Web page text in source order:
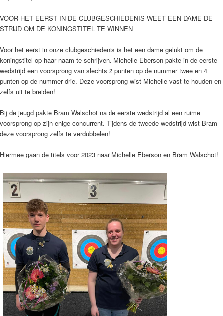
VOOR HET EERST IN DE CLUBGESCHIEDENIS WEET EEN DAME DE
STRIJD OM DE KONINGSTITEL TE WINNEN
Voor het eerst in onze clubgeschiedenis is het een dame gelukt om de
koningstitel op haar naam te schrijven. Michelle Eberson pakte in de eerste
wedstrijd een voorsprong van slechts 2 punten op de nummer twee en 4
punten op de nummer drie. Deze voorsprong wist Michelle vast te houden en
zelfs uit te breiden!
Bij de jeugd pakte Bram Walschot na de eerste wedstrijd al een ruime
voorsprong op zijn enige concurrent. Tijdens de tweede wedstrijd wist Bram
deze voorsprong zelfs te verdubbelen!
Hiermee gaan de titels voor 2023 naar Michelle Eberson en Bram Walschot!